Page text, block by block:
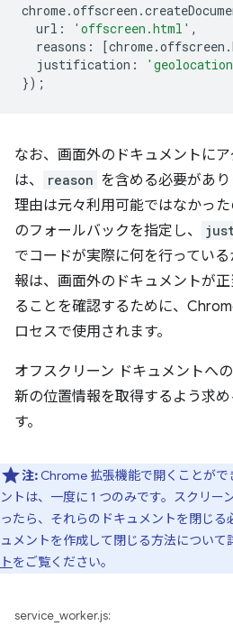
chrome.offscreen .
url : 'offscreen.html' ,
reasons : [chrome.offscreen .
justification :
});
なお、画面外のドキュメントに
は、
reason を含める必要があり
理由は元々利用可能ではなかった
のフォールバックを指定し、
でコードが実際に何を行ってい
報は、画面外のドキュメントが
ることを確認するために、
ロセスで使用されます。
オフスクリーン ドキュメントへ
新の位置情報を取得するよう求
す。
注: Chrome 拡張機能で開くことがで
ントは、一度に 1 つのみです。スクリー
ったら、それらのドキュメントを閉じ
ュメントを作成して閉じる方法について
トをご覧ください。
service_worker.js: